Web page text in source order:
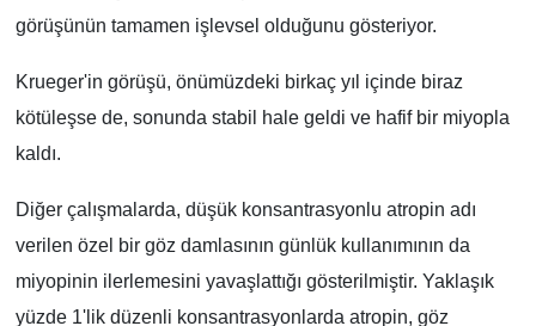
görüşünün tamamen işlevsel olduğunu gösteriyor.
Krueger'in görüşü, önümüzdeki birkaç yıl içinde biraz
kötüleşse de, sonunda stabil hale geldi ve hafif bir miyopla
kaldı.
Diğer çalışmalarda, düşük konsantrasyonlu atropin adı
verilen özel bir göz damlasının günlük kullanımının da
miyopinin ilerlemesini yavaşlattığı gösterilmiştir. Yaklaşık
yüzde 1'lik düzenli konsantrasyonlarda atropin, göz